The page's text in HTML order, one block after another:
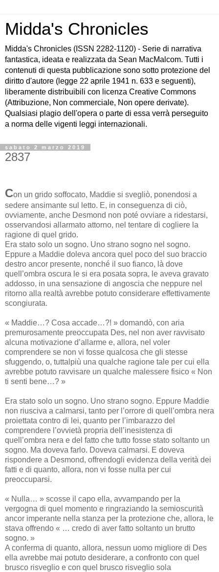
Midda's Chronicles
Midda's Chronicles (ISSN 2282-1120) - Serie di narrativa
fantastica, ideata e realizzata da Sean MacMalcom. Tutti i
contenuti di questa pubblicazione sono sotto protezione del
diritto d'autore (legge 22 aprile 1941 n. 633 e seguenti),
liberamente distribuibili con licenza Creative Commons
(Attribuzione, Non commerciale, Non opere derivate).
Qualsiasi plagio dell'opera o parte di essa verrà perseguito
a norma delle vigenti leggi internazionali.
sabato 2 marzo 2019
2837
Con un grido soffocato, Maddie si svegliò, ponendosi a
sedere ansimante sul letto. E, in conseguenza di ciò,
ovviamente, anche Desmond non poté ovviare a ridestarsi,
osservandosi allarmato attorno, nel tentare di cogliere la
ragione di quel grido.
Era stato solo un sogno. Uno strano sogno nel sogno.
Eppure a Maddie doleva ancora quel poco del suo braccio
destro ancor presente, nonché il suo fianco, là dove
quell’ombra oscura le si era posata sopra, le aveva gravato
addosso, in una sensazione di angoscia che neppure nel
ritorno alla realtà avrebbe potuto considerare effettivamente
scongiurata.
« Maddie…? Cosa accade…?! » domandò, con aria
premurosamente preoccupata Des, nel non aver ravvisato
alcuna motivazione d’allarme e, allora, nel voler
comprendere se non vi fosse qualcosa che gli stesse
sfuggendo, o, tuttalpiù una qualche ragione tale per cui ella
avrebbe potuto ravvisare un qualche malessere fisico « Non
ti senti bene…? »
Era stato solo un sogno. Uno strano sogno. Eppure Maddie
non riusciva a calmarsi, tanto per l’orrore di quell’ombra nera
proiettata contro di lei, quanto per l’imbarazzo del
comprendere l’ovvietà propria dell’inesistenza di
quell’ombra nera e del fatto che tutto fosse stato soltanto un
sogno. Ma doveva farlo. Doveva calmarsi. E doveva
rispondere a Desmond, offrendogli evidenza della verità dei
fatti e di quanto, allora, non vi fosse nulla per cui
preoccuparsi.
« Nulla… » scosse il capo ella, avvampando per la
vergogna di quel momento e ringraziando la semioscurità
ancor imperante nella stanza per la protezione che, allora, le
stava offrendo « … credo di aver fatto soltanto un brutto
sogno. »
A conferma di quanto, allora, nessun uomo migliore di Des
ella avrebbe mai potuto desiderare, a confronto con quel
brusco risveglio e con quel brusco risveglio sola